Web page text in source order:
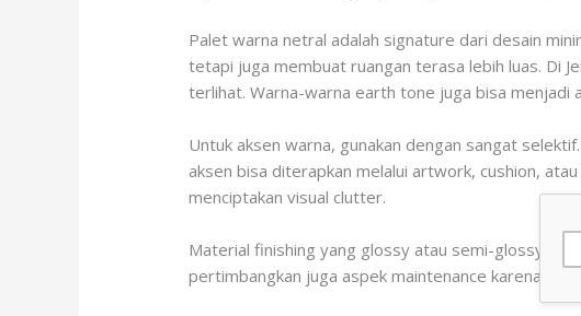
Palet warna netral adalah signature dari desain
tetapi juga membuat ruangan terasa lebih luas. Di
terlihat. Warna-warna earth tone juga bisa menjadi
Untuk aksen warna, gunakan dengan sangat
aksen bisa diterapkan melalui artwork, cushion,
menciptakan visual clutter.
Material finishing yang glossy atau semi-glossy
pertimbangkan juga aspek maintenance karena